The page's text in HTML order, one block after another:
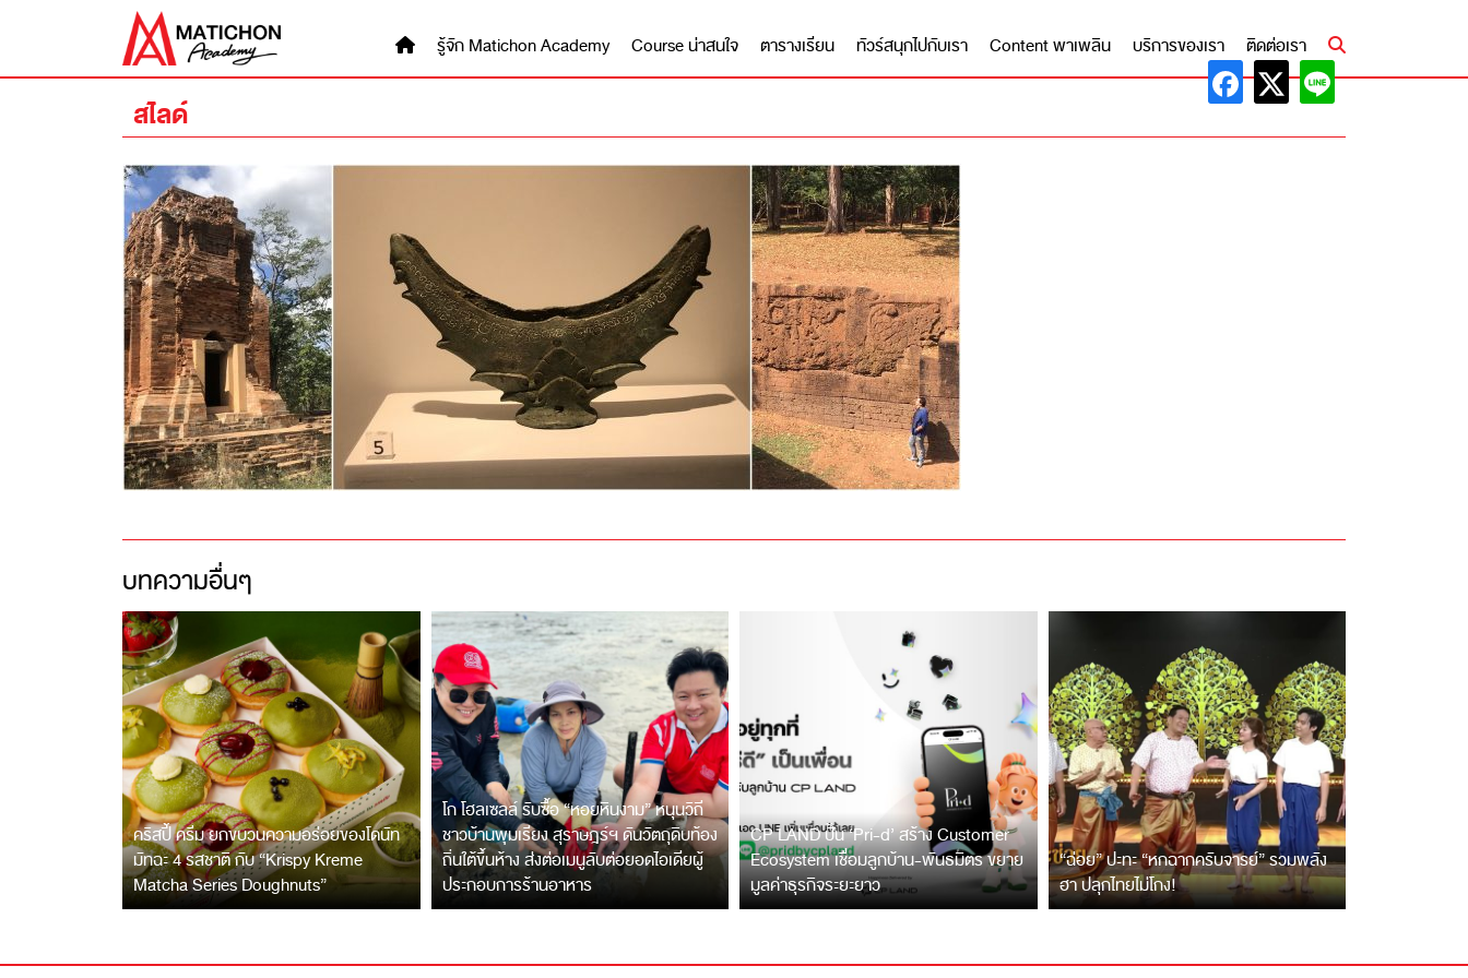
รู้จัก Matichon Academy Course น่าสนใจ ตารางเรียน ทัวร์สนุกไปกับเรา Content พาเพลิน บริการของเรา ติดต่อเรา
สไลด์
บทความอื่นๆ
คริสปี้ ครีม ยกขบวนความอร่อยของโดนัท
มัทฉะ 4 รสชาติ กับ “Krispy Kreme
Matcha Series Doughnuts”
โก โฮลเซลล์ รับซื้อ “หอยหินงาม” หนุนวิถี
ชาวบ้านพุมเรียง สุราษฎร์ฯ ดันวัตถุดิบท้อง
ถิ่นใต้ขึ้นห้าง ส่งต่อเมนูลับต่อยอดไอเดียผู้
ประกอบการร้านอาหาร
CP LAND ปั้น ‘Pri-d’ สร้าง Customer
Ecosystem เชื่อมลูกบ้าน-พันธมิตร ขยาย
มูลค่าธุรกิจระยะยาว
“ฉ่อย” ปะทะ “หกฉากครับจารย์” รวมพลัง
ฮา ปลุกไทยไม่โกง!